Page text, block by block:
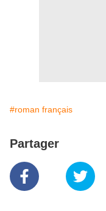
#roman français
Partager